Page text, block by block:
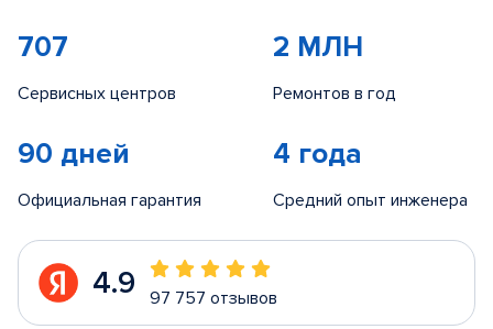
707
Сервисных центров
2 МЛН
Ремонтов в год
90 дней
Официальная гарантия
4 года
Средний опыт инженера
4.9 97 757 отзывов